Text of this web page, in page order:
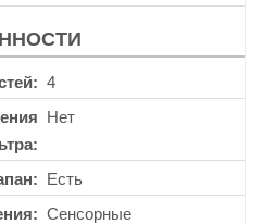
4
Нет
Есть
Сенсорные